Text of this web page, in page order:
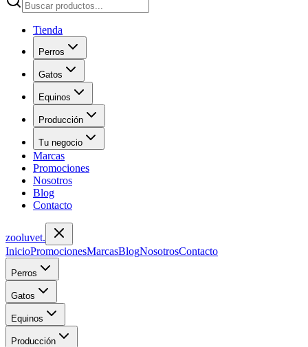
Tienda
Perros
Gatos
Equinos
Producción
Tu negocio
Marcas
Promociones
Nosotros
Blog
Contacto
zooluvet.
InicioPromocionesMarcasBlogNosotrosContacto
Perros
Gatos
Equinos
Producción